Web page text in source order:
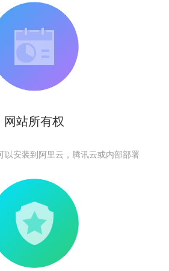
网站所有权
以安装到阿里云，腾讯云或内部部署